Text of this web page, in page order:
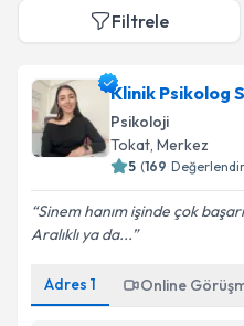
Filtrele
Klinik Psikolog
Psikoloji
Tokat, Merkez
5 (169
Sinem hanım işinde çok
Aralıklı ya da...
Adres 1 Online